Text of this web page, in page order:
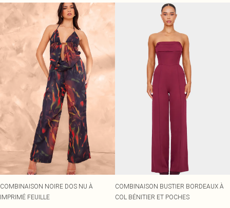
COMBINAISON NOIRE DOS NU À
IMPRIMÉ FEUILLE
COMBINAISON BUSTIER BORDEAUX À
COL BÉNITIER ET POCHES